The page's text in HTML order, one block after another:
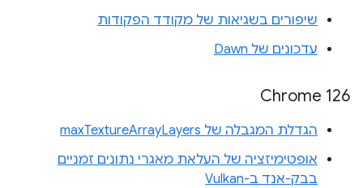
שיפורים בשגיאות של מקודד הפקודות
עדכונים של Dawn
Chrome 126
הגדלת המגבלה של maxTextureArrayLayers
אופטימיזציה של העלאת מאגרי נתונים זמניים
בבק-אנד ב-Vulkan